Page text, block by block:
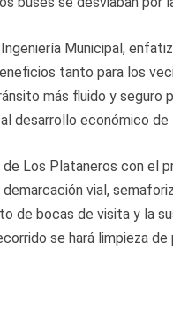
Municipal,
tanto para los
más fluido y seguro
desarrollo económico de
Los Plataneros con el
vial,
de bocas de visita y la
se hará limpieza